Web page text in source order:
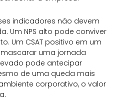
indicadores não devem
Um NPS alto pode conviver
Um CSAT positivo em um
uma jornada
pode antecipar
de uma queda mais
corporativo, o valor